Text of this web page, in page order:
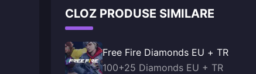
CLOZ PRODUSE SIMILARE
Free Fire Diamonds EU + TR
100+25 Diamonds EU + TR